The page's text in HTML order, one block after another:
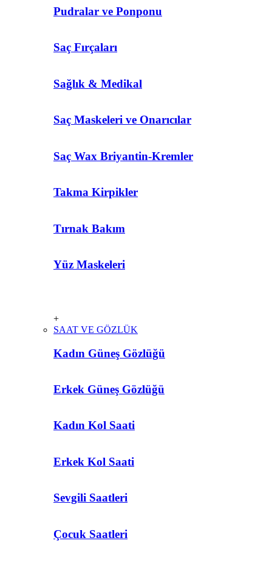
Pudralar ve Ponponu
Saç Fırçaları
Sağlık & Medikal
Saç Maskeleri ve Onarıcılar
Saç Wax Briyantin-Kremler
Takma Kirpikler
Tırnak Bakım
Yüz Maskeleri
+
SAAT VE GÖZLÜK
Kadın Güneş Gözlüğü
Erkek Güneş Gözlüğü
Kadın Kol Saati
Erkek Kol Saati
Sevgili Saatleri
Çocuk Saatleri